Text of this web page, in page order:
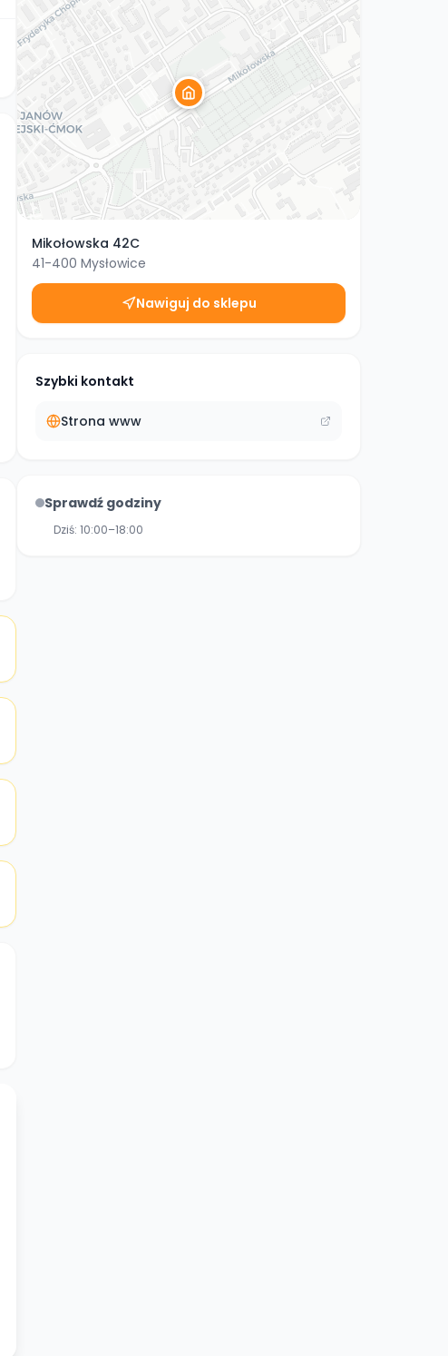
Mikołowska 42C
41-400 Mysłowice
Nawiguj do sklepu
Szybki kontakt
Strona www
Sprawdź godziny
Dziś: 10:00–18:00